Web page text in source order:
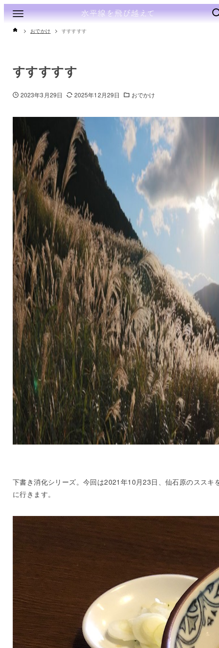
おでかけ すすすすす
すすすすす
2023年3月29日 2025年12月29日 おでかけ
下書き消化シリーズ。今回は2021年10月23日、仙石原のススキ
に行きます。